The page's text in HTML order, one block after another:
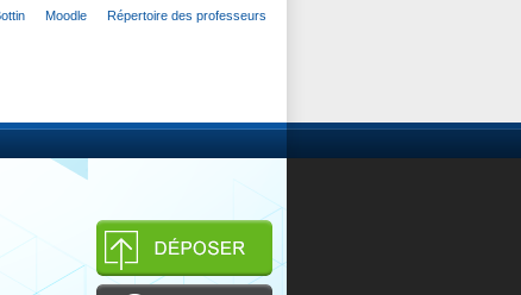
Moodle Répertoire des professeurs